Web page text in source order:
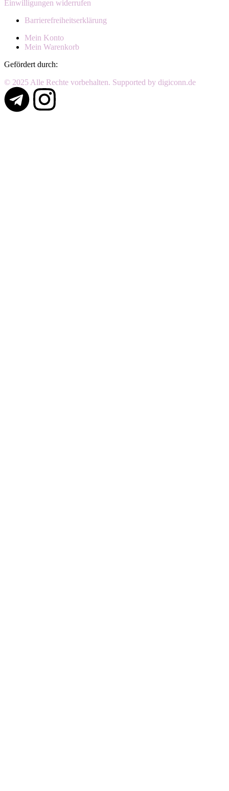
Einwilligungen widerrufen
Barrierefreiheitserklärung
Mein Konto
Mein Warenkorb
Gefördert durch:
© 2025 Alle Rechte vorbehalten. Supported by digiconn.de